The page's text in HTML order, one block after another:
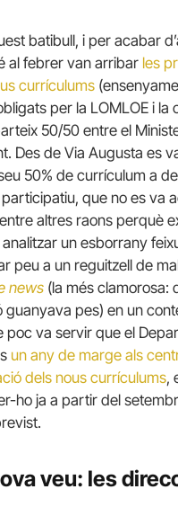
batibull, i per acabar
al febrer van arribar les
currículums
per la LOMLOE i la
50/50 entre el
Des de Via Augusta es
50% de currículum a
participatiu, que no es va
altres raons perquè
un esborrany
peu a un reguitzell de
news (la més clamorosa:
guanyava pes) en un
poc va servir que el
un any de marge als
dels nous currículums,
ho ja a partir del
veu: les